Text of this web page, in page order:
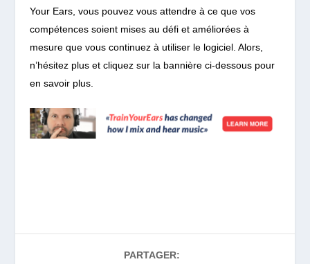
Your Ears, vous pouvez vous attendre à ce que vos
compétences soient mises au défi et améliorées à
mesure que vous continuez à utiliser le logiciel. Alors,
n’hésitez plus et cliquez sur la bannière ci-dessous pour
en savoir plus.
PARTAGER: